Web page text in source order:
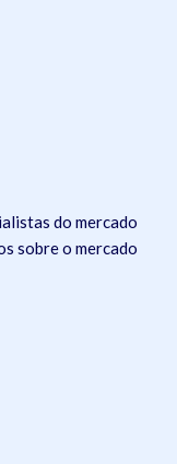
do mercado
sobre o mercado